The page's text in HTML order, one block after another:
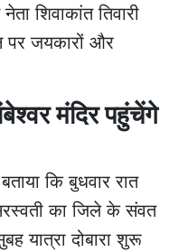
शिवाकांत तिवारी
पर जयकारों और
मंदिर पहुंचेंगे
कि बुधवार रात
का जिले के संवत
यात्रा दोबारा शुरू